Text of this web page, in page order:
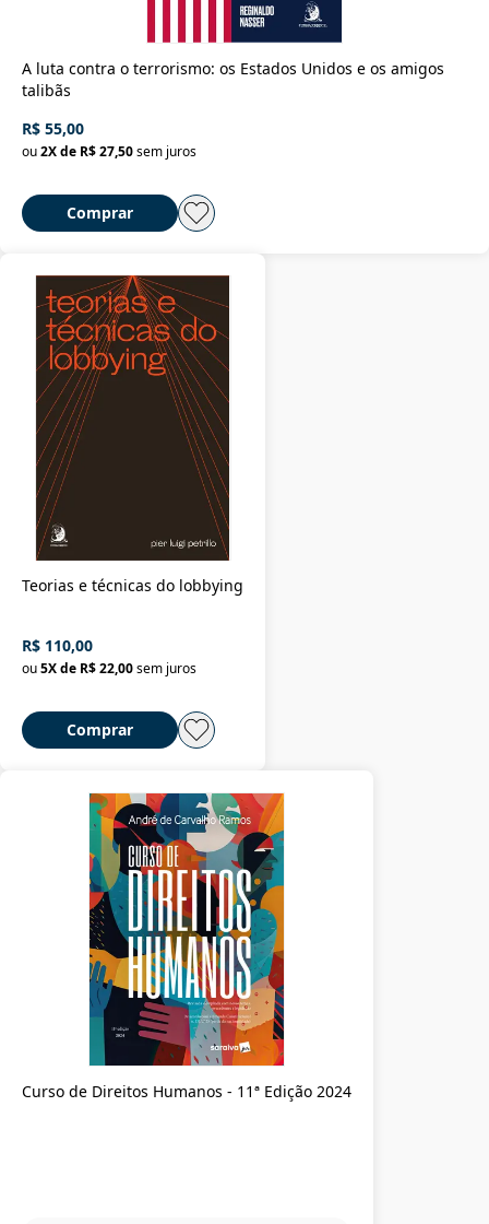
A luta contra o terrorismo: os Estados Unidos e os amigos
talibãs
R$ 55,00
ou2X de R$ 27,50sem juros
Comprar
Teorias e técnicas do lobbying
R$ 110,00
ou5X de R$ 22,00sem juros
Comprar
Curso de Direitos Humanos - 11ª Edição 2024